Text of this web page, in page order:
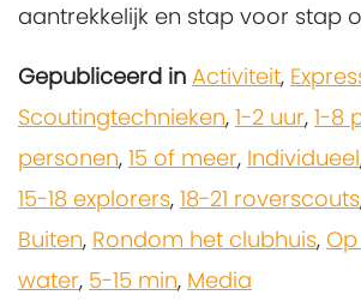
aantrekkelijk en stap voor stap
Gepubliceerd in Activiteit,
Scoutingtechnieken, 1-2 uur, 1-8
personen, 15 of meer, Individueel
15-18 explorers, 18-21 roverscouts
Buiten, Rondom het clubhuis,
water, 5-15 min, Media